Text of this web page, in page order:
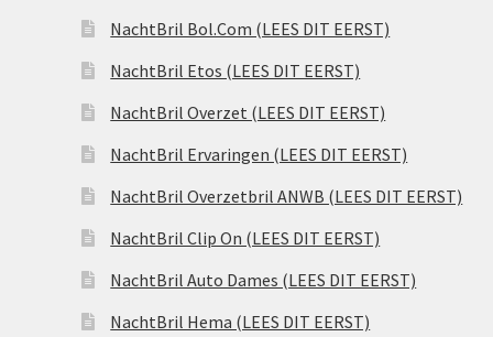
NachtBril Bol.Com (LEES DIT EERST)
NachtBril Etos (LEES DIT EERST)
NachtBril Overzet (LEES DIT EERST)
NachtBril Ervaringen (LEES DIT EERST)
NachtBril Overzetbril ANWB (LEES DIT EERST)
NachtBril Clip On (LEES DIT EERST)
NachtBril Auto Dames (LEES DIT EERST)
NachtBril Hema (LEES DIT EERST)